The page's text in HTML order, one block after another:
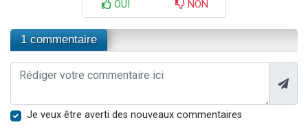
OUI NON
1 commentaire
Je veux être averti des nouveaux commentaires